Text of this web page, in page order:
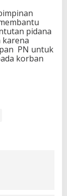
pidana
karena
PN untuk
korban